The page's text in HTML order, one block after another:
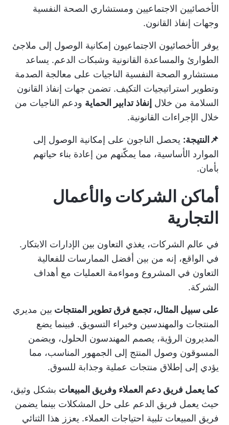
الأخصائيين الاجتماعيين ومستشاري الصحة النفسية
وجهات إنفاذ القانون.
يوفر الأخصائيون الاجتماعيون إمكانية الوصول إلى ملاجئ
الطوارئ والمساعدة القانونية وشبكات الدعم. يساعد
مستشارو الصحة النفسية الناجيات على معالجة الصدمة
وتطوير استراتيجيات التكيف. تضمن جهات إنفاذ القانون
السلامة من خلال إنفاذ تدابير الحماية ودعم الناجيات من
خلال الإجراءات القانونية.
📌النتيجة: يحصل الناجون على إمكانية الوصول إلى
الموارد الأساسية، مما يمكّنهم من إعادة بناء حياتهم
بأمان.
أماكن الشركات والأعمال
التجارية
في عالم الشركات، يغذي التعاون بين الإدارات الابتكار.
في الواقع، إنه من بين أفضل الممارسات للفعالية
التعاون في المشروع ومواءمة العمليات مع أهداف
الشركة.
على سبيل المثال، تجمع فرق تطوير المنتجات بين مديري
المنتجات والمهندسين وخبراء التسويق. فبينما يضع
المديرون الرؤية، يصمم المهندسون الحلول، ويضمن
المسوقون وصول المنتج إلى الجمهور المناسب، مما
يؤدي إلى إطلاق منتجات عملية وجذابة للسوق.
كما يعمل فريق دعم العملاء وفريق المبيعات بشكل وثيق،
حيث يعمل فريق الدعم على حل المشكلات بينما يضمن
فريق المبيعات تلبية احتياجات العملاء. يعزز هذا الثنائي